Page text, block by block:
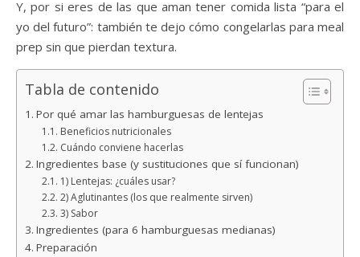
Y, por si eres de las que aman tener comida lista “para el
yo del futuro”: también te dejo cómo congelarlas para meal
prep sin que pierdan textura.
Tabla de contenido
Por qué amar las hamburguesas de lentejas
Beneficios nutricionales
Cuándo conviene hacerlas
Ingredientes base (y sustituciones que sí funcionan)
1) Lentejas: ¿cuáles usar?
2) Aglutinantes (los que realmente sirven)
3) Sabor
Ingredientes (para 6 hamburguesas medianas)
Preparación